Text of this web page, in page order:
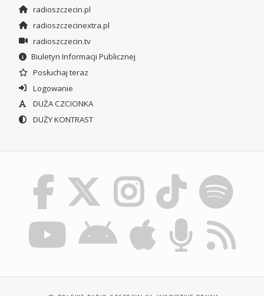
radioszczecin.pl
radioszczecinextra.pl
radioszczecin.tv
Biuletyn Informacji Publicznej
Posłuchaj teraz
Logowanie
DUŻA CZCIONKA
DUŻY KONTRAST